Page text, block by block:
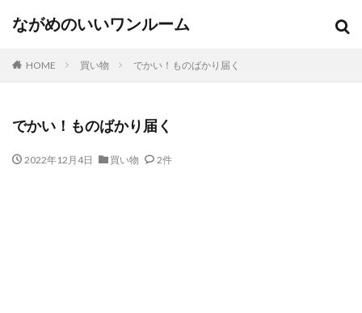
ながめのいいワンルーム
HOME 買い物 でかい！ものばかり届く
でかい！ものばかり届く
2022年12月4日 買い物 2件